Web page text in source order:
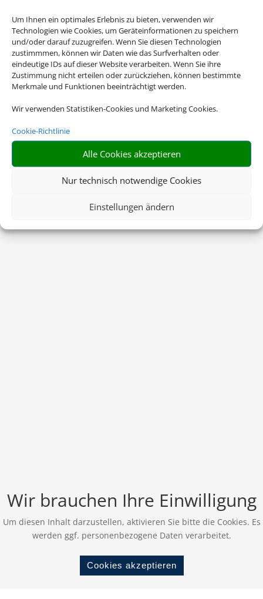
Um Ihnen ein optimales Erlebnis zu bieten, verwenden wir
Technologien wie Cookies, um Geräteinformationen zu speichern
und/oder darauf zuzugreifen. Wenn Sie diesen Technologien
zustimmmen, können wir Daten wie das Surfverhalten oder
eindeutige IDs auf dieser Website verarbeiten. Wenn Sie ihre
Zustimmung nicht erteilen oder zurückziehen, können bestimmte
Merkmale und Funktionen beeinträchtigt werden.
Wir verwenden Statistiken-Cookies und Marketing Cookies.
Cookie-Richtlinie
Alle Cookies akzeptieren
Nur technisch notwendige Cookies
Einstellungen ändern
Wir brauchen Ihre Einwilligung
Um diesen Inhalt darzustellen, aktivieren Sie bitte die Cookies. Es
werden ggf. personenbezogene Daten verarbeitet.
Cookies akzeptieren